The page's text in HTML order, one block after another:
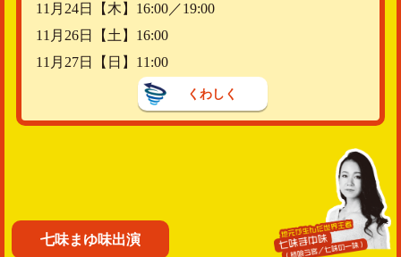
11月24日【木】16:00／19:00
11月26日【土】16:00
11月27日【日】11:00
くわしく
七味まゆ味出演